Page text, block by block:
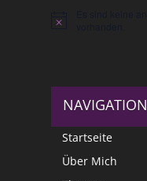
Hinweis
NAVIGATION
Startseite
Über Mich